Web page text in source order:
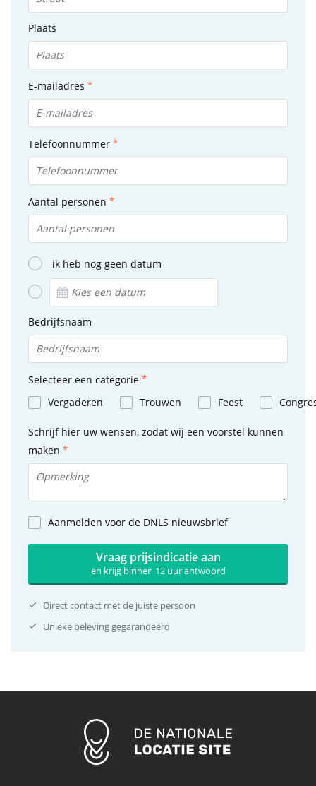
Plaats
E-mailadres
Telefoonnummer
Aantal personen
ik heb nog geen datum
Bedrijfsnaam
Selecteer een categorie
Vergaderen
Trouwen Feest
Schrijf hier uw wensen, zodat wij een voorstel kunnen
maken
Aanmelden voor de DNLS nieuwsbrief
Vraag prijsindicatie aan
en krijg binnen 12 uur antwoord
Direct contact met de juiste persoon
Unieke beleving gegarandeerd